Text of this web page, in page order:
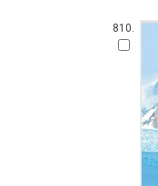
810.